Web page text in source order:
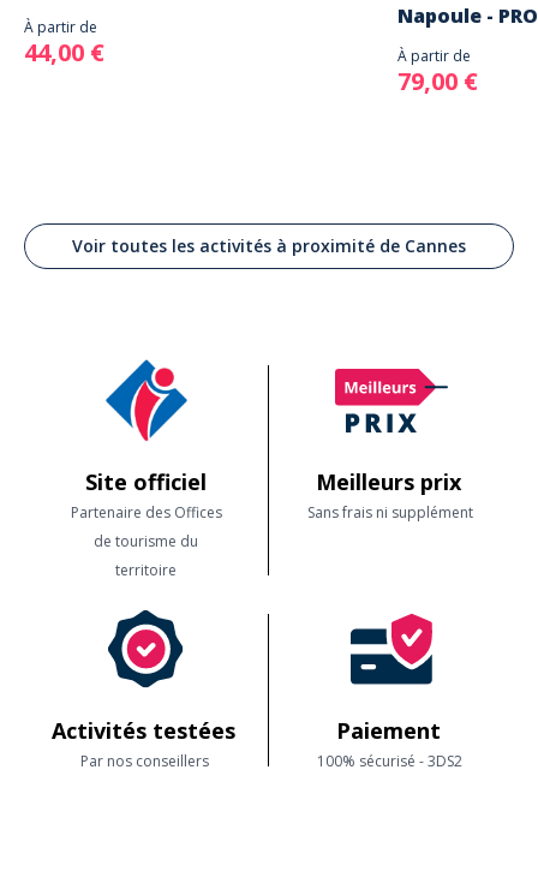
À partir de
44,00 €
Napoule -
À partir de
79,00 €
Voir toutes les activités à proximité de Cannes
Site officiel
Partenaire des Offices
de tourisme du
territoire
Meilleurs prix
Sans frais ni supplément
Activités testées
Par nos conseillers
Paiement
100% sécurisé - 3DS2